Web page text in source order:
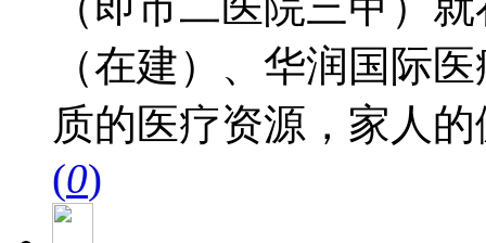
（在建）、华润国际
质的医疗资源，家人
(0)